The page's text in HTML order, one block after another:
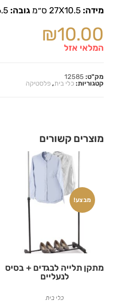
מידה: 27X10.5 ס״מ גובה: 6.5 ס״מ.
₪10.00
המלאי אזל
מק"ט: 12585
קטגוריות:כלי בית,פלסטיקה
מוצרים קשורים
מבצע!
מתקן תלייה לבגדים + בסיס
לנעליים
כלי בית